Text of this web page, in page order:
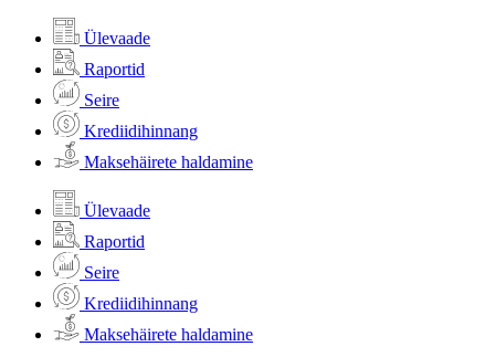
Ülevaade
Raportid
Seire
Krediidihinnang
Maksehäirete haldamine
Ülevaade
Raportid
Seire
Krediidihinnang
Maksehäirete haldamine